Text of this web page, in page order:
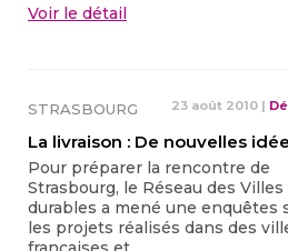
Voir le détail
STRASBOURG 23 août 2010 |
La livraison : De nouvelles
Pour préparer la rencontre de
Strasbourg, le Réseau des Villes
durables a mené une enquêtes
les projets réalisés dans des